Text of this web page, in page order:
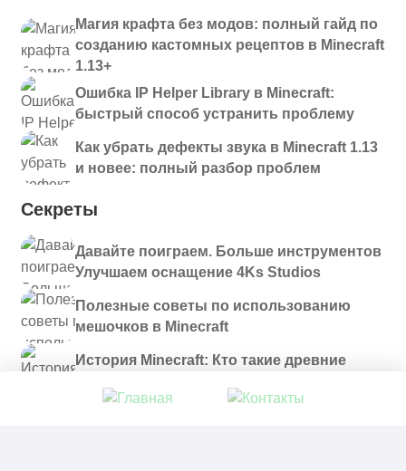
Магия крафта без модов: полный гайд по
созданию кастомных рецептов в Minecraft
1.13+
Ошибка IP Helper Library в Minecraft:
быстрый способ устранить проблему
Как убрать дефекты звука в Minecraft 1.13
и новее: полный разбор проблем
Секреты
Давайте поиграем. Больше инструментов
Улучшаем оснащение 4Ks Studios
Полезные советы по использованию
мешочков в Minecraft
История Minecraft: Кто такие древние